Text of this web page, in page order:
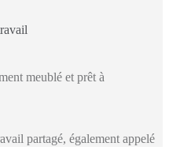
meublé et prêt à
partagé, également appelé